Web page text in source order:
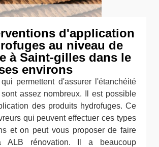
d'application
au niveau de
à Saint-gilles dans le
environs
permettent d'assurer l'étanchéité
assez nombreux. Il est possible
des produits hydrofuges. Ce
qui peuvent effectuer ces types
et on peut vous proposer de faire
ALB rénovation. Il a beaucoup